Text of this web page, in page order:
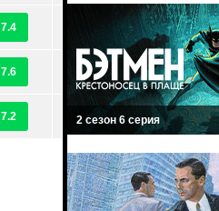
7.4
7.6
7.2 2 сезон 6 серия